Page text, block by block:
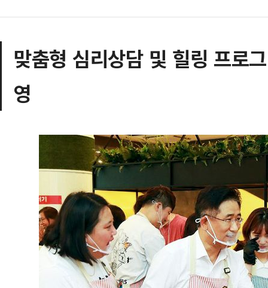
맞춤형 심리상담 및 힐링 프로
영